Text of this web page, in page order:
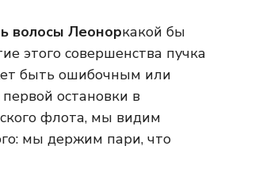
волосы Леоноркакой бы
этого совершенства пучка
быть ошибочным или
остановки в
флота, мы видим
мы держим пари, что